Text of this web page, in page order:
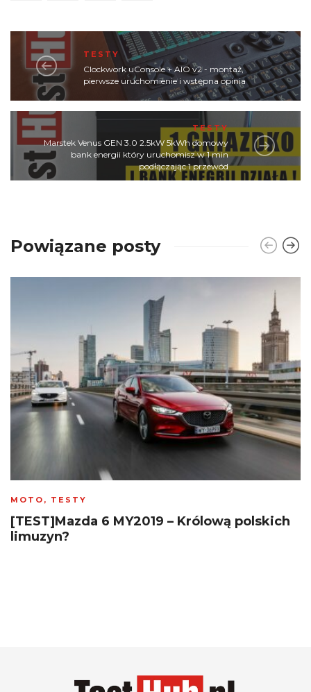
TESTY
Clockwork uConsole + AIO v2 - montaż,
pierwsze uruchomienie i wstępna opinia
TESTY
Marstek Venus GEN 3.0 2.5kW 5kWh domowy
bank energii który uruchomisz w 1 min
podłączając 1 przewód
Powiązane posty
MOTO , TESTY
[TEST]Mazda 6 MY2019 – Królową polskich
limuzyn?